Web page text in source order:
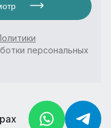
персональных